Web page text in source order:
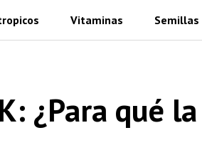
Vitaminas Semillas
¿Para qué